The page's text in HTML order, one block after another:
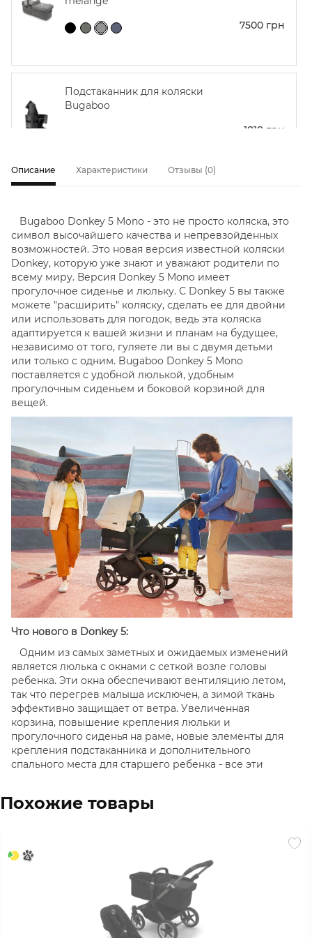
7500 грн
Подстаканник для коляски
Bugaboo
1818 грн
без капюшона Grey
mélange
11250 грн
Описание Характеристики Отзывы (0)
Bugaboo Donkey 5 Mono - это не просто коляска, это
символ высочайшего качества и непревзойденных
возможностей. Это новая версия известной коляски
Donkey, которую уже знают и уважают родители по
всему миру. Версия Donkey 5 Mono имеет
прогулочное сиденье и люльку. С Donkey 5 вы также
можете "расширить" коляску, сделать ее для двойни
или использовать для погодок, ведь эта коляска
адаптируется к вашей жизни и планам на будущее,
независимо от того, гуляете ли вы с двумя детьми
или только с одним. Bugaboo Donkey 5 Mono
поставляется с удобной люлькой, удобным
прогулочным сиденьем и боковой корзиной для
вещей.
Что нового в Donkey 5:
Одним из самых заметных и ожидаемых изменений
является люлька с окнами с сеткой возле головы
ребенка. Эти окна обеспечивают вентиляцию летом,
так что перегрев малыша исключен, а зимой ткань
эффективно защищает от ветра. Увеличенная
корзина, повышение крепления люльки и
прогулочного сиденья на раме, новые элементы для
крепления подстаканника и дополнительного
спального места для старшего ребенка - все эти
Похожие товары